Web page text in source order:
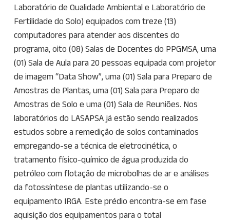
Laboratório de Qualidade Ambiental e Laboratório de
Fertilidade do Solo) equipados com treze (13)
computadores para atender aos discentes do
programa, oito (08) Salas de Docentes do PPGMSA, uma
(01) Sala de Aula para 20 pessoas equipada com projetor
de imagem “Data Show”, uma (01) Sala para Preparo de
Amostras de Plantas, uma (01) Sala para Preparo de
Amostras de Solo e uma (01) Sala de Reuniões. Nos
laboratórios do LASAPSA já estão sendo realizados
estudos sobre a remedição de solos contaminados
empregando-se a técnica de eletrocinética, o
tratamento físico-químico de água produzida do
petróleo com flotação de microbolhas de ar e análises
da fotossíntese de plantas utilizando-se o
equipamento IRGA. Este prédio encontra-se em fase
aquisição dos equipamentos para o total